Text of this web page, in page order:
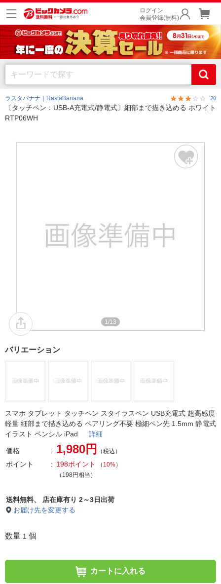
ログイン
会員登録(無料)
ラスタバナナ｜RastaBanana 20
〔タッチペン：USB-A充電式/静電式〕細部まで描き込める ホワイト
RTP06WH
1/13
バリエーション
スマホ タブレット タッチペン スタイラスペン USB充電式 超高感度
軽量 細部まで描き込める ペアリング不要 極細ペン先 1.5mm 静電式
イラスト ペンシル iPad 詳細
価格 1,980円 （税込）
ポイント 198ポイント （ 10%）
（198円相当）
送料無料、
店在庫有り 2～3日出荷
お届け先を変更する
数量 1 個
カートに入れる